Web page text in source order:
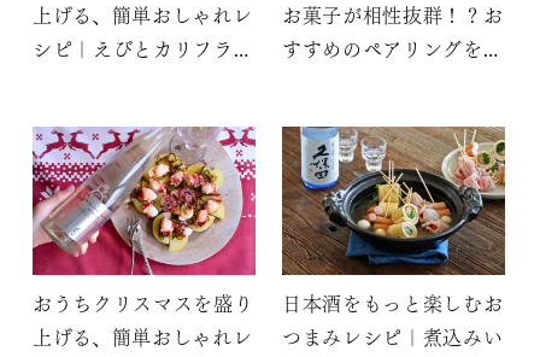
上げる、簡単おしゃれレ
シピ｜えびとカリフラワ
お菓子が相性抜群！？お
すすめのペアリングをご
おうちクリスマスを盛り
上げる、簡単おしゃれレ
日本酒をもっと楽しむお
つまみレシピ｜煮込みい